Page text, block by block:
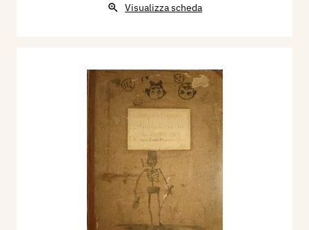
Visualizza scheda